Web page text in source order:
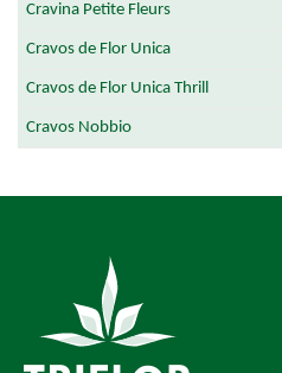
Cravina Petite Fleurs
Cravos de Flor Unica
Cravos de Flor Unica Thrill
Cravos Nobbio